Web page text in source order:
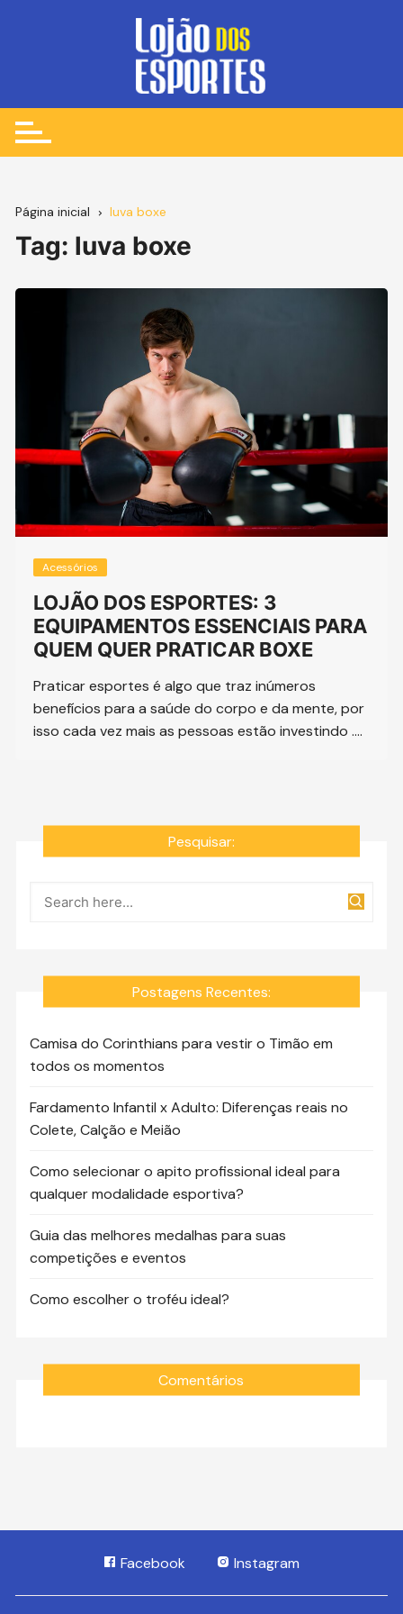
Página inicial luva boxe
Tag: luva boxe
Acessórios
LOJÃO DOS ESPORTES: 3
EQUIPAMENTOS ESSENCIAIS PARA
QUEM QUER PRATICAR BOXE
Praticar esportes é algo que traz inúmeros
benefícios para a saúde do corpo e da mente, por
isso cada vez mais as pessoas estão investindo ….
Pesquisar:
Postagens Recentes:
Camisa do Corinthians para vestir o Timão em
todos os momentos
Fardamento Infantil x Adulto: Diferenças reais no
Colete, Calção e Meião
Como selecionar o apito profissional ideal para
qualquer modalidade esportiva?
Guia das melhores medalhas para suas
competições e eventos
Como escolher o troféu ideal?
Comentários
Facebook Instagram